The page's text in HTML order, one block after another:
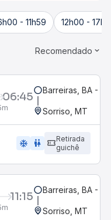
- 11h59 12h00 -
Recomendado
06:45 Barreiras, BA -
Sorriso, MT
ac_unit wc
Retirada
guichê
11:15 Barreiras, BA -
Sorriso, MT